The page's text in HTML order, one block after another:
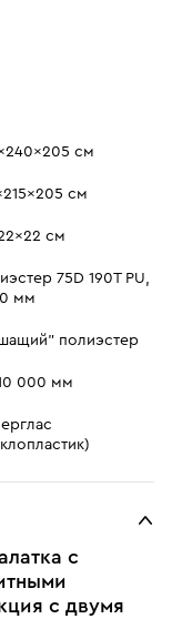
см
см
см
75D 190T PU,
мм
полиэстер
000 мм
с
с двумя